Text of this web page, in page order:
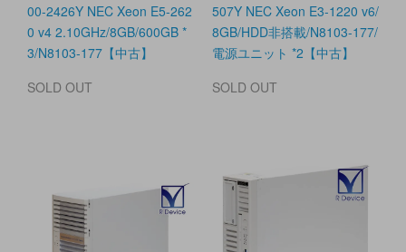
00-2426Y NEC Xeon E5-262
0 v4 2.10GHz/8GB/600GB *
3/N8103-177【中古】
SOLD OUT
507Y NEC Xeon E3-1220 v6/
8GB/HDD非搭載/N8103-177/
電源ユニット *2【中古】
SOLD OUT